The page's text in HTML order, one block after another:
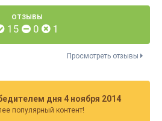
ОТЗЫВЫ
15 0 1
Просмотреть отзывы
дня 4 ноября 2014
популярный контент!